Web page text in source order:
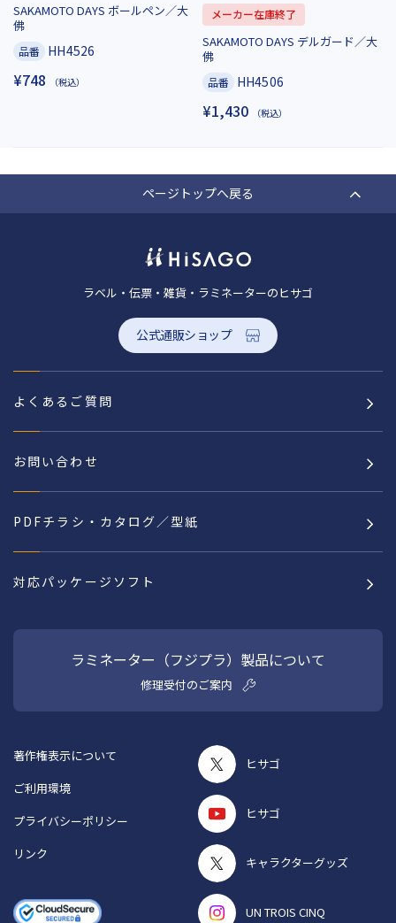
SAKAMOTO DAYS ボールペン／大
佛
品番 HH4526
¥748 （税込）
メーカー在庫終了
SAKAMOTO DAYS デルガード／大
佛
品番 HH4506
¥1,430 （税込）
ページトップへ戻る
ラベル・伝票・雑貨・ラミネーターのヒサゴ
公式通販ショップ
よくあるご質問
お問い合わせ
PDFチラシ・カタログ／型紙
対応パッケージソフト
ラミネーター（フジプラ）製品について
修理受付のご案内
ヒサゴ
ヒサゴ
キャラクターグッズ
UN TROIS CINQ
著作権表示について
ご利用環境
プライバシーポリシー
リンク